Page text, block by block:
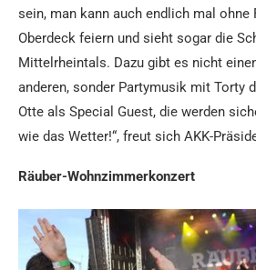
sein, man kann auch endlich mal ohne
Oberdeck feiern und sieht sogar die
Mittelrheintals. Dazu gibt es nicht
anderen, sonder Partymusik mit Torty
Otte als Special Guest, die werden
wie das Wetter!“, freut sich AKK-
Räuber-Wohnzimmerkonzert